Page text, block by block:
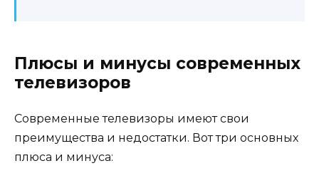
Плюсы и минусы современных
телевизоров
Современные телевизоры имеют свои
преимущества и недостатки. Вот три основных
плюса и минуса: